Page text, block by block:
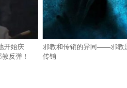
开始庆
反弹！
邪教和传销的异同——邪教
传销